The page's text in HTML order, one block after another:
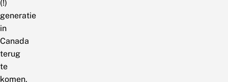
(!)
generatie
in
Canada
terug
te
komen.